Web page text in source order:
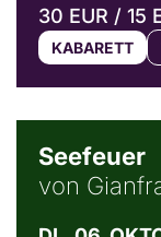
30 EUR / 15
KABARETT
Seefeuer
von